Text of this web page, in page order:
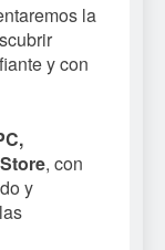
la
y con
, con
y